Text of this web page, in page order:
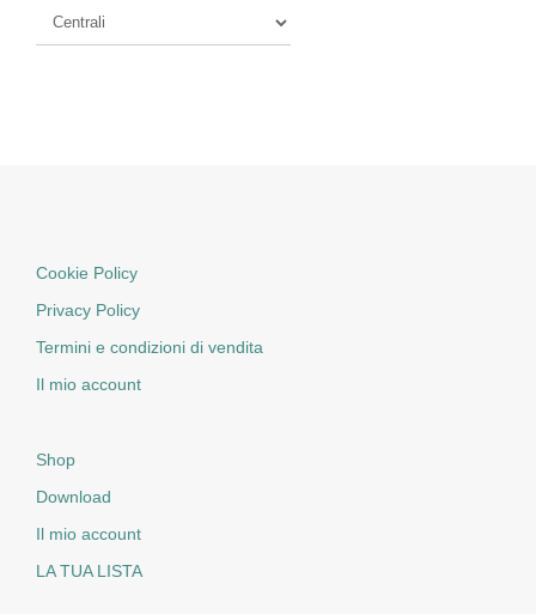
Cookie Policy
Privacy Policy
Termini e condizioni di vendita
Il mio account
Shop
Download
Il mio account
LA TUA LISTA